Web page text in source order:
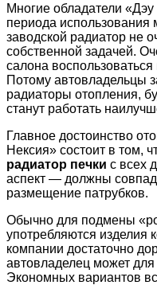
Многие обладатели
периода использования
заводской радиатор не
собственной задачей.
салона
Потому автовладельцы
радиаторы отопления,
станут работать
Главное достоинство
Нексия» состоит в том,
радиатор печки с всех
аспект — должны
размещение патрубков.
Обычно для подмены
употребляются изделия
компании достаточно
автовладелец может
Экономных вариантов